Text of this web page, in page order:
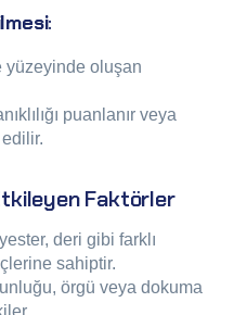
:
yüzeyinde oluşan
puanlanır veya
Faktörler
deri gibi farklı
sahiptir.
örgü veya dokuma